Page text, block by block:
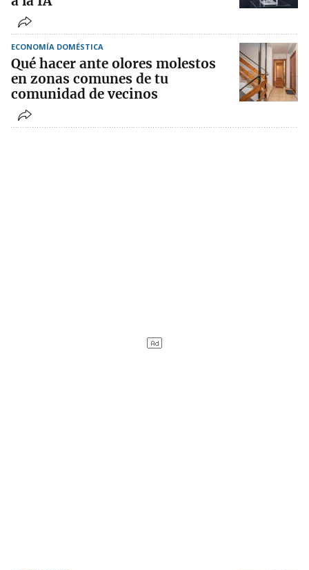
ECONOMÍA DOMÉSTICA
Qué hacer ante olores molestos
en zonas comunes de tu
comunidad de vecinos